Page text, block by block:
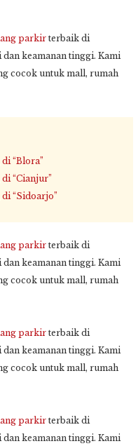
parkir terbaik di
dan keamanan tinggi. Kami
cocok untuk mall, rumah
“Blora”
“Cianjur”
“Sidoarjo”
parkir terbaik di
dan keamanan tinggi. Kami
cocok untuk mall, rumah
parkir terbaik di
dan keamanan tinggi. Kami
cocok untuk mall, rumah
parkir terbaik di
dan keamanan tinggi. Kami